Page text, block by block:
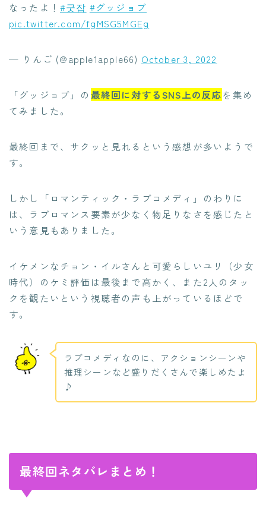
なったよ！ #굿잡 #グッジョブ
pic.twitter.com/fgMSG5MGEg
— りんご (@apple1apple66) October 3, 2022
「グッジョブ」の 最終回に対するSNS上の反応を集め
てみました。
最終回まで、サクッと見れるという感想が多いようで
す。
しかし「ロマンティック・ラブコメディ」のわりに
は、ラブロマンス要素が少なく物足りなさを感じたと
いう意見もありました。
イケメンなチョン・イルさんと可愛らしいユリ（少女
時代）のケミ評価は最後まで高かく、また2人のタッ
クを観たいという視聴者の声も上がっているほどで
す。
ラブコメディなのに、アクションシーンや
推理シーンなど盛りだくさんで楽しめたよ
♪
最終回ネタバレまとめ！